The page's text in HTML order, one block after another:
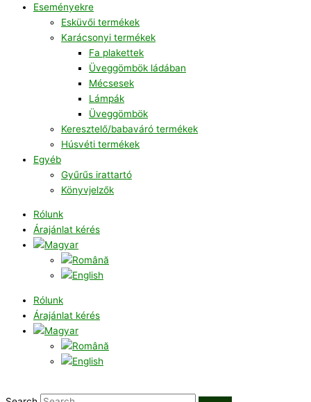
Eseményekre
Esküvői termékek
Karácsonyi termékek
Fa plakettek
Üveggömbök ládában
Mécsesek
Lámpák
Üveggömbök
Keresztelő/babaváró termékek
Húsvéti termékek
Egyéb
Gyűrűs irattartó
Könyvjelzők
Rólunk
Árajánlat kérés
Rólunk
Árajánlat kérés